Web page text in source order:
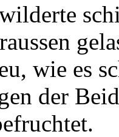
wie es
der